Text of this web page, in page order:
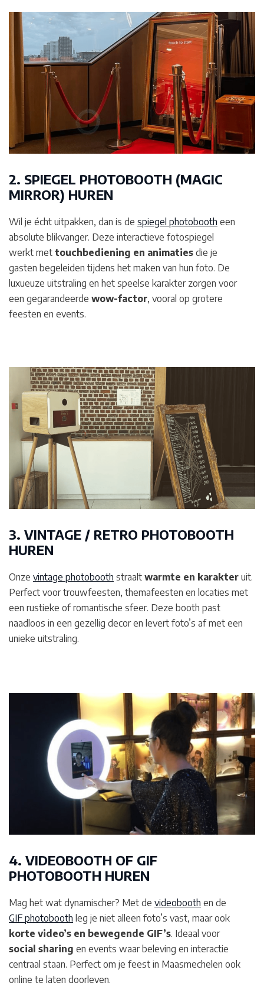
2. SPIEGEL PHOTOBOOTH (MAGIC
MIRROR) HUREN
Wil je écht uitpakken, dan is de spiegel photobooth een
absolute blikvanger. Deze interactieve fotospiegel
werkt met touchbediening en animaties die je
gasten begeleiden tijdens het maken van hun foto. De
luxueuze uitstraling en het speelse karakter zorgen voor
een gegarandeerde wow-factor, vooral op grotere
feesten en events.
3. VINTAGE / RETRO PHOTOBOOTH
HUREN
Onze vintage photobooth straalt warmte en karakter uit.
Perfect voor trouwfeesten, themafeesten en locaties met
een rustieke of romantische sfeer. Deze booth past
naadloos in een gezellig decor en levert foto’s af met een
unieke uitstraling.
4. VIDEOBOOTH OF GIF
PHOTOBOOTH HUREN
Mag het wat dynamischer? Met de videobooth en de
GIF photobooth leg je niet alleen foto’s vast, maar ook
korte video’s en bewegende GIF’s. Ideaal voor
social sharing en events waar beleving en interactie
centraal staan. Perfect om je feest in Maasmechelen ook
online te laten doorleven.